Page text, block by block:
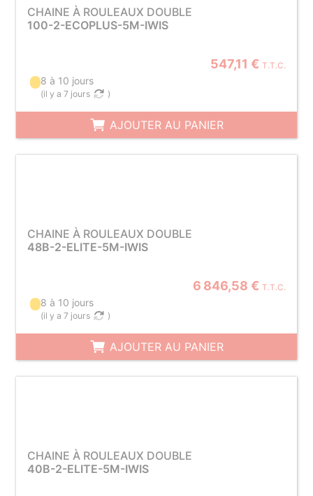
CHAINE À ROULEAUX DOUBLE
100-2-ECOPLUS-5M-IWIS
547,11 € T.T.C.
8 à 10 jours
(il y a 7 jours )
AJOUTER AU PANIER
CHAINE À ROULEAUX DOUBLE
48B-2-ELITE-5M-IWIS
6 846,58 € T.T.C.
8 à 10 jours
(il y a 7 jours )
AJOUTER AU PANIER
CHAINE À ROULEAUX DOUBLE
40B-2-ELITE-5M-IWIS